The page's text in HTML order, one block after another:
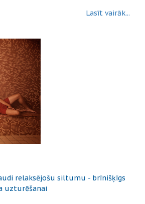
Lasīt vairāk...
relaksējošu siltumu - brīnišķīgs
uzturēšanai